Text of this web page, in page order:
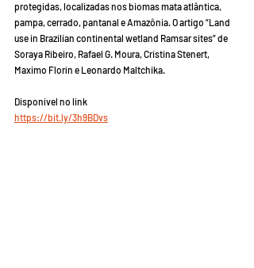
protegidas, localizadas nos biomas mata atlântica,
pampa, cerrado, pantanal e Amazônia. O artigo “Land
use in Brazilian continental wetland Ramsar sites” de
Soraya Ribeiro, Rafael G. Moura, Cristina Stenert,
Maximo Florín e Leonardo Maltchika.
Disponível no link
https://bit.ly/3h9BDvs